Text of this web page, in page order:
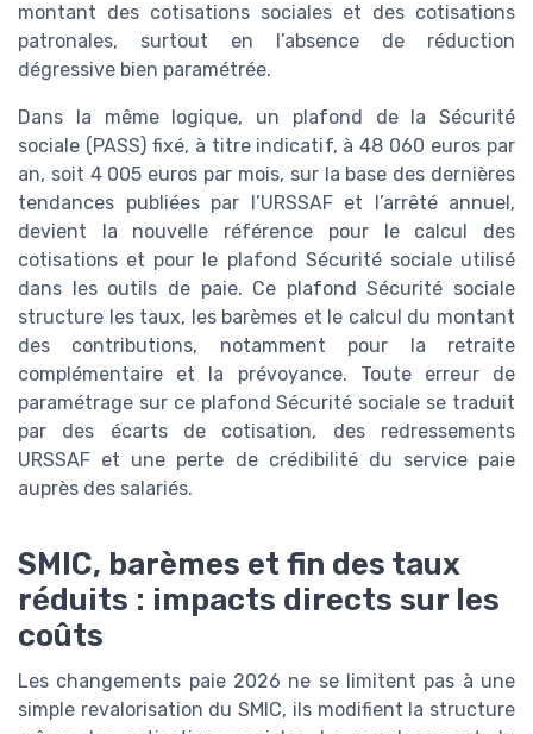
montant des cotisations sociales et des cotisations
patronales, surtout en l’absence de réduction
dégressive bien paramétrée.
Dans la même logique, un plafond de la Sécurité
sociale (PASS) fixé, à titre indicatif, à 48 060 euros par
an, soit 4 005 euros par mois, sur la base des dernières
tendances publiées par l’URSSAF et l’arrêté annuel,
devient la nouvelle référence pour le calcul des
cotisations et pour le plafond Sécurité sociale utilisé
dans les outils de paie. Ce plafond Sécurité sociale
structure les taux, les barèmes et le calcul du montant
des contributions, notamment pour la retraite
complémentaire et la prévoyance. Toute erreur de
paramétrage sur ce plafond Sécurité sociale se traduit
par des écarts de cotisation, des redressements
URSSAF et une perte de crédibilité du service paie
auprès des salariés.
SMIC, barèmes et fin des taux
réduits : impacts directs sur les
coûts
Les changements paie 2026 ne se limitent pas à une
simple revalorisation du SMIC, ils modifient la structure